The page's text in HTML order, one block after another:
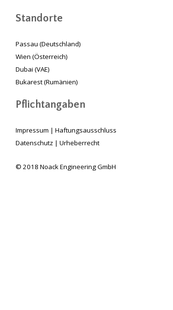
Standorte
Passau (Deutschland)
Wien (Österreich)
Dubai (VAE)
Bukarest (Rumänien)
Pflichtangaben
Impressum | Haftungsausschluss
Datenschutz | Urheberrecht
© 2018 Noack Engineering GmbH